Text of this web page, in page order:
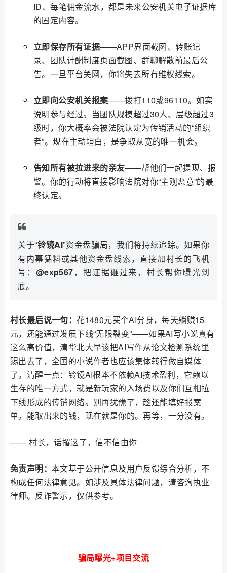
ID、每笔佣金流水，都是未来公安机关电子证据库
的固定内容。
立即保存所有证据——APP界面截图、转账记
录、团队计酬制度页面截图、群聊解散前最后公
告。一旦平台关网，你将失去所有维权线索。
立即向公安机关报案——拨打110或96110。如实
说明参与经过。当团队规模超过30人、层级超过3
级时，你大概率会被法院认定为传销活动的“组织
者”。现在主动坦白，是争取从宽的唯一机会。
告知所有被拉进来的亲友——帮他们一起提现、报
警。你的行动将直接影响法院对你“主观恶意”的最
终认定。
关于“铃镜AI”资金盘骗局，我们将持续追踪。如果你
有内幕猛料或其他资金盘线索，直接加村长的飞机
号： @exp567，把证据砸过来，村长帮你曝光到
底。
村长最后说一句： 花1480元买个AI分身，每天躺赚15
元，还能通过发展下线“无限裂变”——如果AI写小说真有
这么高价值，清华北大早该把AI写作从论文检测系统里
踢出去了，全国的小说作者也应该集体转行做自媒体
了。清醒一点：铃镜AI根本不依赖AI技术盈利，它赖以
生存的唯一方式，就是新玩家的入场费以及你们互相拉
下线形成的传销网络。别再犹豫了，趁还能填好报案
单。能取出来的钱，现在就是你的。再等，一分没有。
—— 村长，话撂这了，信不信由你
免责声明： 本文基于公开信息及用户反馈综合分析，不
构成任何法律意见。如涉及具体法律问题，请咨询执业
律师。反诈警示，仅供参考。
骗局曝光+项目交流